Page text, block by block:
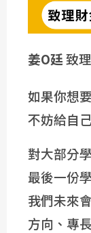
姜O廷致
如果你想
不妨給自
對大部分
最後一份
我們未來
方向、專